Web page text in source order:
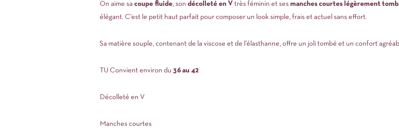
On aime sa coupe fluide, son décolleté en V très féminin et ses manches courtes légèrement
élégant. C’est le petit haut parfait pour composer un look simple, frais et actuel sans effort.
Sa matière souple, contenant de la viscose et de l’élasthanne, offre un joli tombé et un confort
TU Convient environ du 36 au 42
Décolleté en V
Manches courtes